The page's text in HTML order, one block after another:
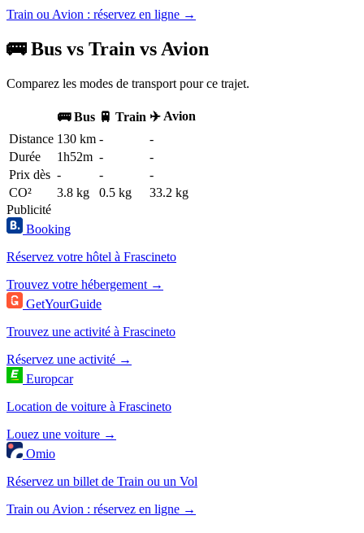
Train ou Avion : réservez en ligne →
🚌 Bus vs Train vs Avion
Comparez les modes de transport pour ce trajet.
🚌 Bus 🚆 Train ✈️ Avion
Distance 130 km -
-
Durée
1h52m -
-
Prix dès - -
-
CO²
3.8 kg 0.5 kg
33.2 kg
Publicité
Booking
Réservez votre hôtel à Frascineto
Trouvez votre hébergement →
GetYourGuide
Trouvez une activité à Frascineto
Réservez une activité →
Europcar
Location de voiture à Frascineto
Louez une voiture →
Omio
Réservez un billet de Train ou un Vol
Train ou Avion : réservez en ligne →